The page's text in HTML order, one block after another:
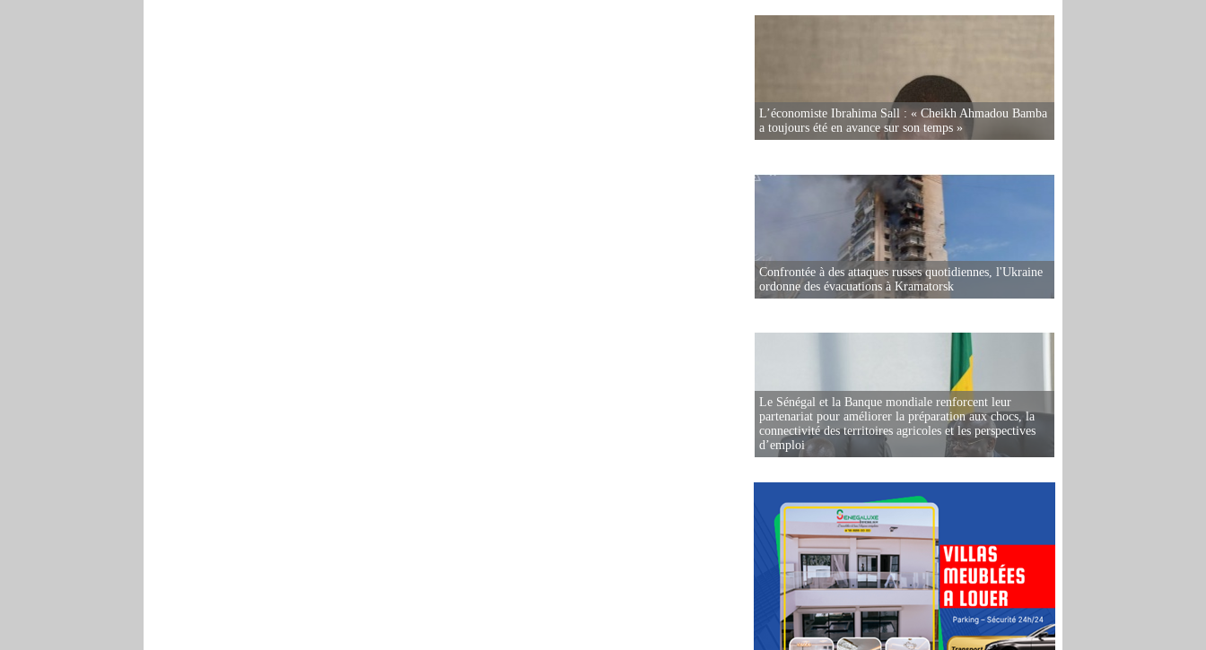
L’économiste Ibrahima Sall : « Cheikh Ahmadou Bamba
a toujours été en avance sur son temps »
Confrontée à des attaques russes quotidiennes, l'Ukraine
ordonne des évacuations à Kramatorsk
Le Sénégal et la Banque mondiale renforcent leur
partenariat pour améliorer la préparation aux chocs, la
connectivité des territoires agricoles et les perspectives
d’emploi